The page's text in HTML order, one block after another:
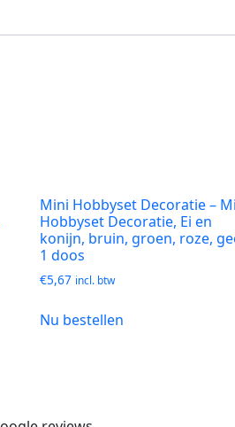
Mini Hobbyset Decoratie –
Hobbyset Decoratie, Ei en
konijn, bruin, groen, roze,
1 doos
€5,67 incl. btw
Nu bestellen